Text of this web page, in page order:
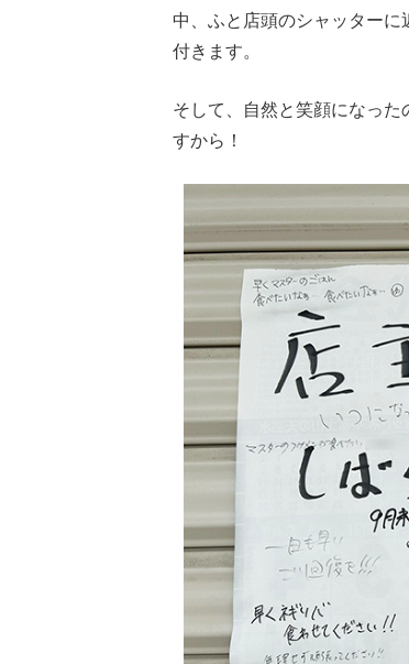
中、ふと店頭のシャッター
付きます。
そして、自然と笑顔になっ
すから！